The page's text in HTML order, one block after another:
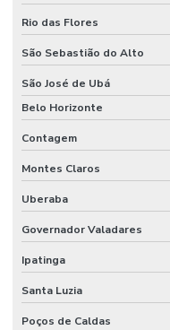
Rio das Flores
São Sebastião do Alto
São José de Ubá
Belo Horizonte
Contagem
Montes Claros
Uberaba
Governador Valadares
Ipatinga
Santa Luzia
Poços de Caldas